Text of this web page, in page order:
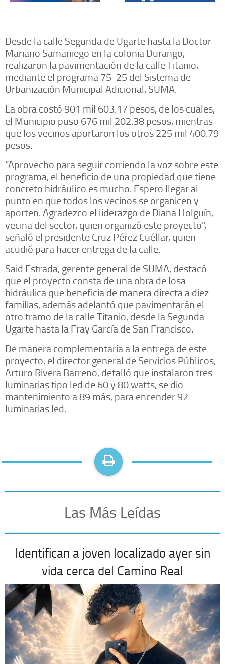
Desde la calle Segunda de Ugarte hasta la Doctor
Mariano Samaniego en la colonia Durango,
realizaron la pavimentación de la calle Titanio,
mediante el programa 75-25 del Sistema de
Urbanización Municipal Adicional, SUMA.
La obra costó 901 mil 603.17 pesos, de los cuales,
el Municipio puso 676 mil 202.38 pesos, mientras
que los vecinos aportaron los otros 225 mil 400.79
pesos.
“Aprovecho para seguir corriendo la voz sobre este
programa, el beneficio de una propiedad que tiene
concreto hidráulico es mucho. Espero llegar al
punto en que todos los vecinos se organicen y
aporten. Agradezco el liderazgo de Diana Holguín,
vecina del sector, quien organizó este proyecto”,
señaló el presidente Cruz Pérez Cuéllar, quien
acudió para hacer entrega de la calle.
Said Estrada, gerente general de SUMA, destacó
que el proyecto consta de una obra de losa
hidráulica que beneficia de manera directa a diez
familias, además adelantó que pavimentarán el
otro tramo de la calle Titanio, desde la Segunda
Ugarte hasta la Fray García de San Francisco.
De manera complementaria a la entrega de este
proyecto, el director general de Servicios Públicos,
Arturo Rivera Barreno, detalló que instalaron tres
luminarias tipo led de 60 y 80 watts, se dio
mantenimiento a 89 más, para encender 92
luminarias led.
Las Más Leídas
Identifican a joven localizado ayer sin
vida cerca del Camino Real